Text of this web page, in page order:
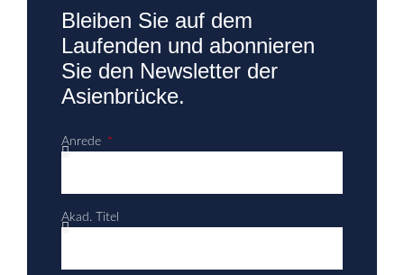
Bleiben Sie auf dem
Laufenden und abonnieren
Sie den Newsletter der
Asienbrücke.
Anrede
Akad. Titel